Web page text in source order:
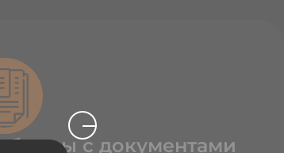
с документами